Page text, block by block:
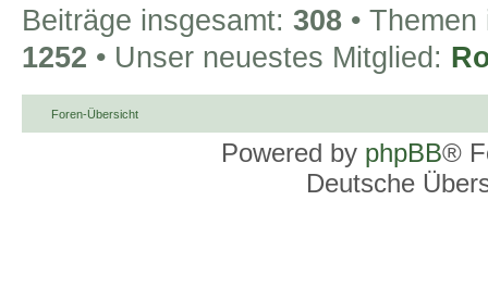
Beiträge insgesamt: 308 •
1252 • Unser neuestes Mitglied:
Foren-Übersicht
Powered by phpBB®
Deutsche